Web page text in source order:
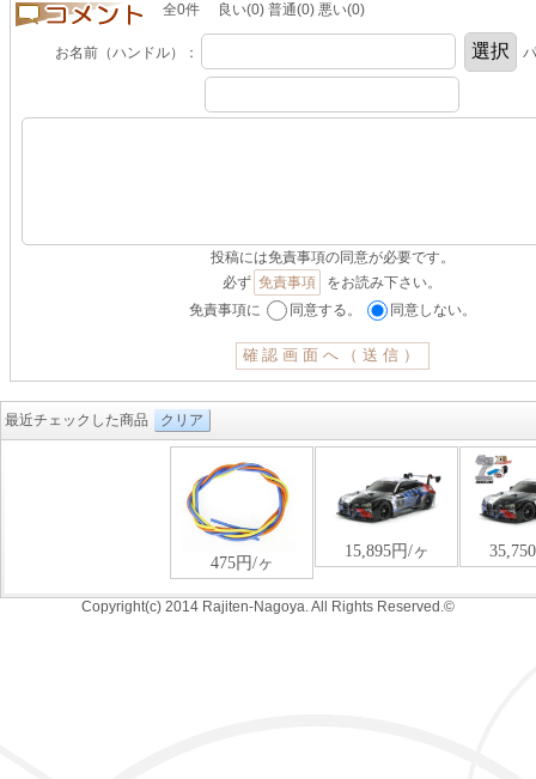
全0件 良い(0) 普通(0) 悪い(0)
お名前（ハンドル）：
投稿には免責事項の同意が必要です。
必ず 免責事項
をお読み下さい。
免責事項に
同意する。 同意しない。
最近チェックした商品 クリア
Copyright(c) 2014 Rajiten-Nagoya. All Rights Reserved.©